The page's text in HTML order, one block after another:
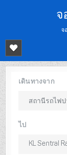
จ
จ